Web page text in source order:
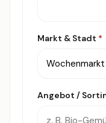
Markt & Stadt *
Angebot /